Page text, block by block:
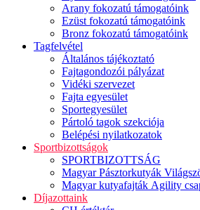
Arany fokozatú támogatóink
Ezüst fokozatú támogatóink
Bronz fokozatú támogatóink
Tagfelvétel
Általános tájékoztató
Fajtagondozói pályázat
Vidéki szervezet
Fajta egyesület
Sportegyesület
Pártoló tagok szekciója
Belépési nyilatkozatok
Sportbizottságok
SPORTBIZOTTSÁG
Magyar Pásztorkutyák
Magyar kutyafajták Agility
Díjazottaink